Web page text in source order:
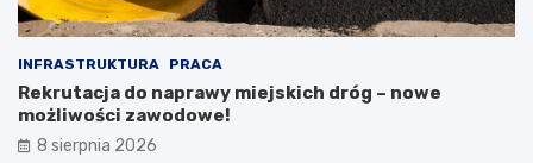
INFRASTRUKTURA PRACA
Rekrutacja do naprawy miejskich dróg – nowe
możliwości zawodowe!
8 sierpnia 2026